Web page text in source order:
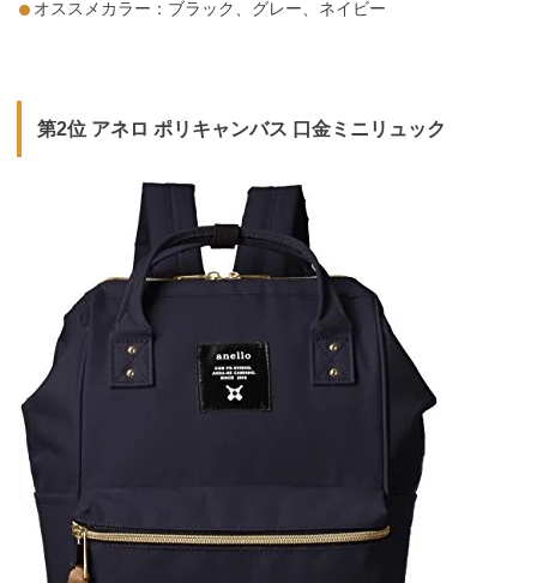
オススメカラー：ブラック、グレー、ネイビー
第2位 アネロ ポリキャンバス 口金ミニリュック